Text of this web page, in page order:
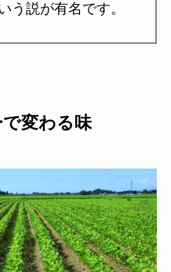
う説が有名です。
変わる味